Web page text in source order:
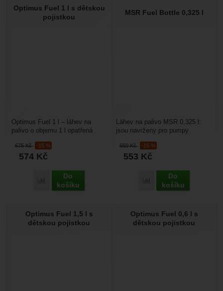
Nebyla přidána žádná recenze.
Optimus Fuel 1 l s dětskou
pojistkou
675Kč -15 %
574 Kč
Porovnat
Do
košíku
Optimus Fuel 1 l – láhev na
palivo o objemu 1 l opatřená
MSR Fuel Bottle 0,325 l
650Kč -15 %
553 Kč
Porovnat
Do
košíku
Láhev na palivo MSR 0,325 l:
jsou navrženy pro pumpy
závitem. Jsou vyrobeny...
Optimus Fuel 1,5 l s
dětskou pojistkou
Optimus Fuel 0,6 l s
dětskou pojistkou